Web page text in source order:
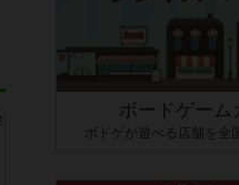
ボードゲーム
ボドゲが遊べる店舗を全